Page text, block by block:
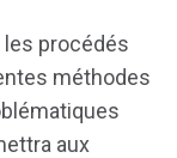
les procédés
méthodes
aux